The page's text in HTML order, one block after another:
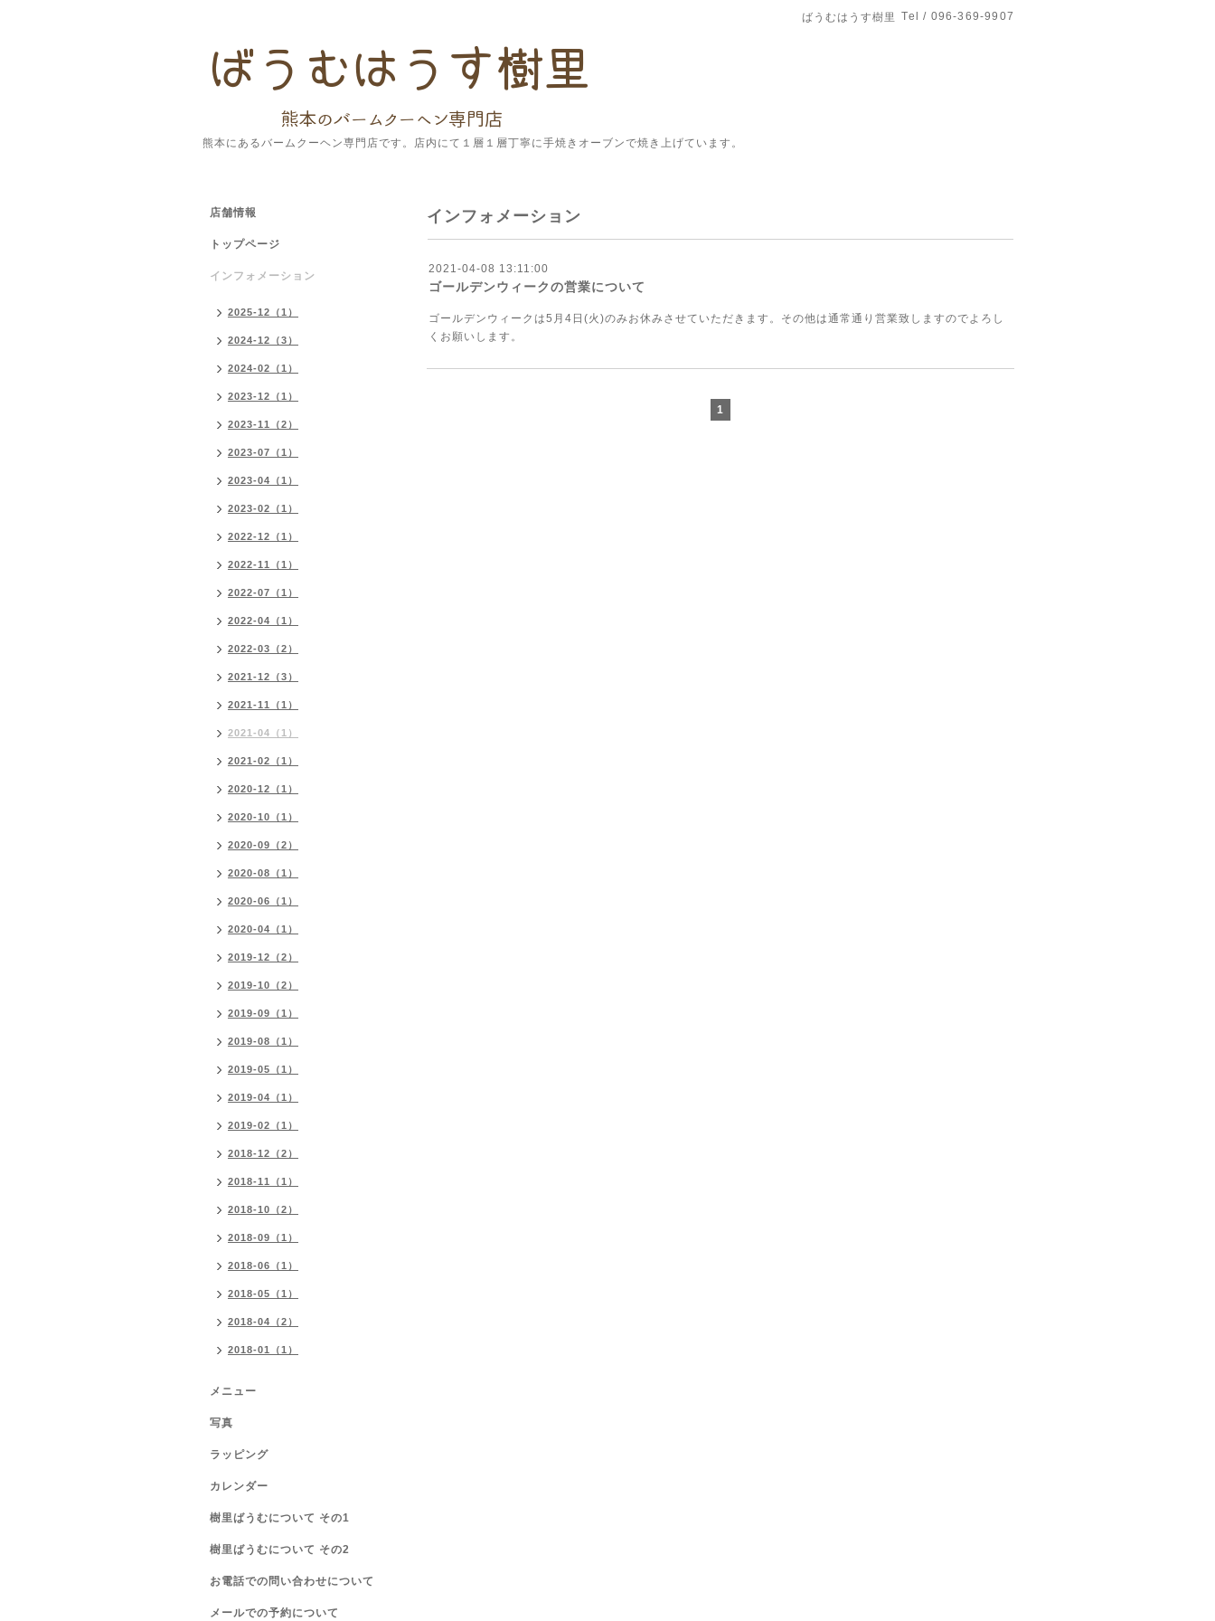
ばうむはうす樹里 Tel / 096-369-9907
熊本にあるバームクーヘン専門店です。店内にて１層１層丁寧に手焼きオーブンで焼き上げています。
インフォメーション
2021-04-08 13:11:00
ゴールデンウィークの営業について
ゴールデンウィークは5月4日(火)のみお休みさせていただきます。その他は通常通り営業致しますのでよろし
くお願いします。
1
店舗情報
トップページ
インフォメーション
2025-12（1）
2024-12（3）
2024-02（1）
2023-12（1）
2023-11（2）
2023-07（1）
2023-04（1）
2023-02（1）
2022-12（1）
2022-11（1）
2022-07（1）
2022-04（1）
2022-03（2）
2021-12（3）
2021-11（1）
2021-04（1）
2021-02（1）
2020-12（1）
2020-10（1）
2020-09（2）
2020-08（1）
2020-06（1）
2020-04（1）
2019-12（2）
2019-10（2）
2019-09（1）
2019-08（1）
2019-05（1）
2019-04（1）
2019-02（1）
2018-12（2）
2018-11（1）
2018-10（2）
2018-09（1）
2018-06（1）
2018-05（1）
2018-04（2）
2018-01（1）
メニュー
写真
ラッピング
カレンダー
樹里ばうむについて その1
樹里ばうむについて その2
お電話での問い合わせについて
メールでの予約について